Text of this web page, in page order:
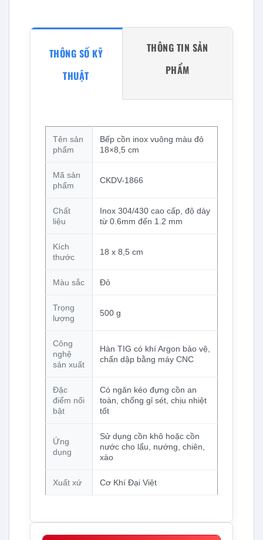
THÔNG SỐ KỸ
THUẬT
THÔNG TIN SẢN
PHẨM
Tên sản
phẩm
Bếp cồn inox vuông màu đỏ
18×8,5 cm
Mã sản
phẩm
CKDV-1866
Chất
liệu
Inox 304/430 cao cấp, độ dày
từ 0.6mm đến 1.2 mm
Kích
thước
18 x 8,5 cm
Màu sắc Đỏ
Trọng
lượng
500 g
Công
nghệ
sản xuất
Hàn TIG có khí Argon bảo vệ,
chấn dập bằng máy CNC
Đặc
điểm nổi
bật
Có ngăn kéo đựng cồn an
toàn, chống gỉ sét, chịu nhiệt
tốt
Ứng
dụng
Sử dụng cồn khô hoặc cồn
nước cho lẩu, nướng, chiên,
xào
Xuất xứ Cơ Khí Đại Việt